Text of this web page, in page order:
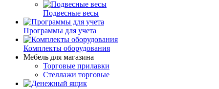
Подвесные весы
Программы для учета
Комплекты оборудования
Мебель для магазина
Торговые прилавки
Стеллажи торговые